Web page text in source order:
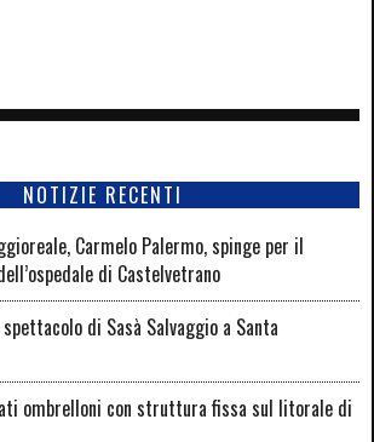
NOTIZIE RECENTI
Carmelo Palermo, spinge per il
di Castelvetrano
di Sasà Salvaggio a Santa
ombrelloni con struttura fissa sul litorale di